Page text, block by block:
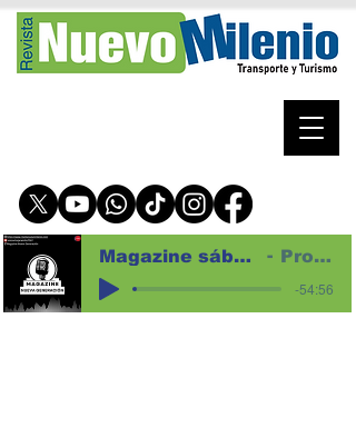
Magazine sábado 1 de agosto de 2026 para web
Programa magazine
-54:56